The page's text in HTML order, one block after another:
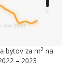
bytov za m2 na
– 2023